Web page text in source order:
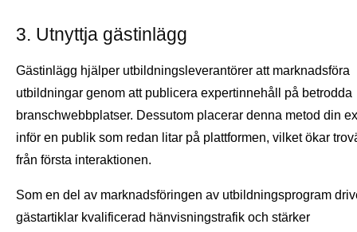
3. Utnyttja gästinlägg
Gästinlägg hjälper utbildningsleverantörer att marknadsföra
utbildningar genom att publicera expertinnehåll på betrodda
branschwebbplatser. Dessutom placerar denna metod din
inför en publik som redan litar på plattformen, vilket ökar
från första interaktionen.
Som en del av marknadsföringen av utbildningsprogram
gästartiklar kvalificerad hänvisningstrafik och stärker